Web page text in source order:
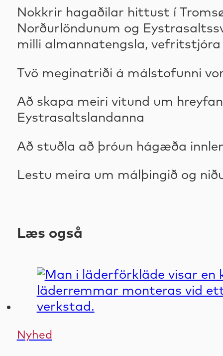
Nokkrir hagaðilar hittust í
Norðurlöndunum og
milli almannatengsla,
Tvö meginatriði á málstofunni
Að skapa meiri vitund um
Eystrasaltslandanna
Að stuðla að þróun hágæða
Lestu meira um málþingið og
Læs også
Nyhed